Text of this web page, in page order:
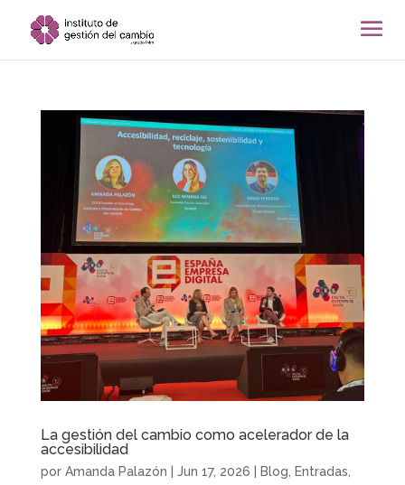
La gestión del cambio como acelerador de la
accesibilidad
por Amanda Palazón Jun 17, 2026 Blog Entradas